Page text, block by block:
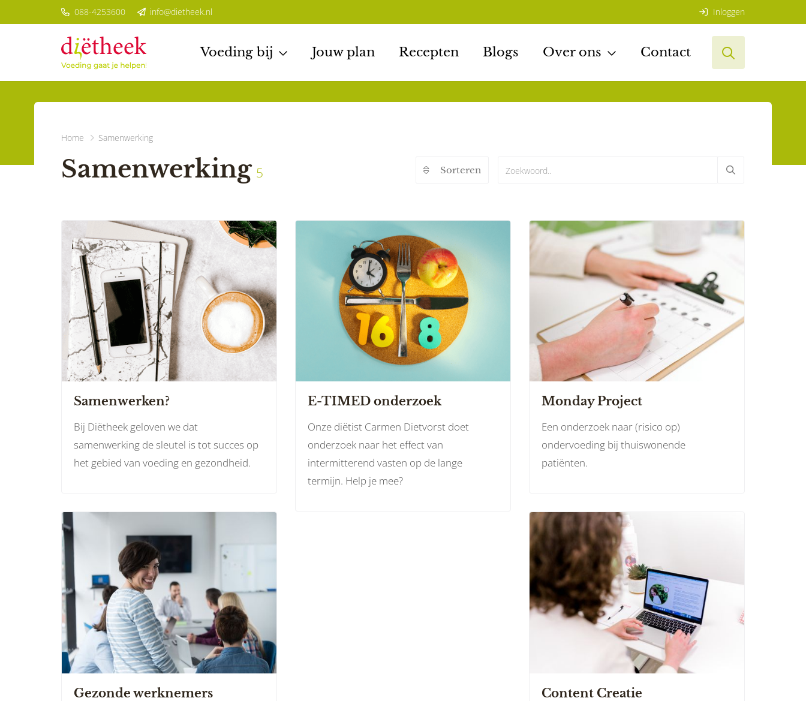
Home Samenwerking
Samenwerking 5 Sorteren
Samenwerken?
Bij Diëtheek geloven we dat
samenwerking de sleutel is tot succes op
het gebied van voeding en gezondheid.
E-TIMED onderzoek
Onze diëtist Carmen Dietvorst doet
onderzoek naar het effect van
intermitterend vasten op de lange
termijn. Help je mee?
Monday Project
Een onderzoek naar (risico op)
ondervoeding bij thuiswonende
patiënten.
Gezonde werknemers Content Creatie
088-4253600 info@dietheek.nl Inloggen
Voeding bij Jouw plan Recepten Blogs Over ons Contact